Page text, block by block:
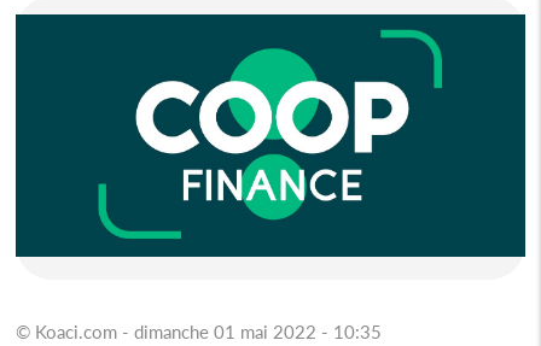
© Koaci.com - dimanche 01 mai 2022 - 10:35